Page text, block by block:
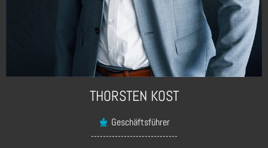
THORSTEN KOST
Geschäftsführer
-----------------------------